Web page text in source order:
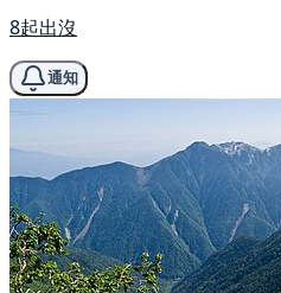
8起出沒
通知